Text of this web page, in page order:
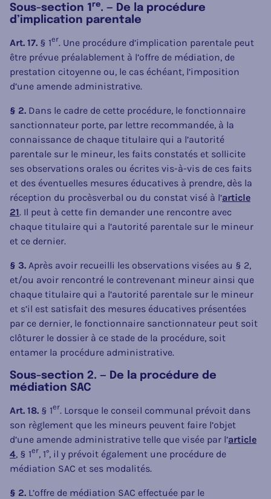
Sous-section 1 re. — De la procédure
d’implication parentale
Art. 17. § 1er. Une procédure d’implication parentale peut
être prévue préalablement à l’offre de médiation, de
prestation citoyenne ou, le cas échéant, l’imposition
d’une amende administrative.
§ 2. Dans le cadre de cette procédure, le fonctionnaire
sanctionnateur porte, par lettre recommandée, à la
connaissance de chaque titulaire qui a l’autorité
parentale sur le mineur, les faits constatés et sollicite
ses observations orales ou écrites vis-à-vis de ces faits
et des éventuelles mesures éducatives à prendre, dès la
réception du procèsverbal ou du constat visé à l’article
21. Il peut à cette fin demander une rencontre avec
chaque titulaire qui a l’autorité parentale sur le mineur
et ce dernier.
§ 3. Après avoir recueilli les observations visées au § 2,
et/ou avoir rencontré le contrevenant mineur ainsi que
chaque titulaire qui a l’autorité parentale sur le mineur
et s’il est satisfait des mesures éducatives présentées
par ce dernier, le fonctionnaire sanctionnateur peut soit
clôturer le dossier à ce stade de la procédure, soit
entamer la procédure administrative.
Sous-section 2. — De la procédure de
médiation SAC
Art. 18. § 1er. Lorsque le conseil communal prévoit dans
son règlement que les mineurs peuvent faire l’objet
d’une amende administrative telle que visée par l’article
4, § 1er, 1°, il y prévoit également une procédure de
médiation SAC et ses modalités.
§ 2. L’offre de médiation SAC effectuée par le